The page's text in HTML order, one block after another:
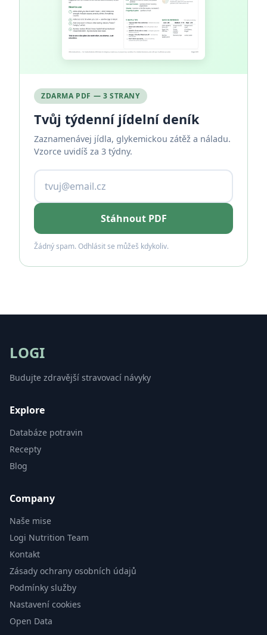
ZDARMA PDF — 3 STRANY
Tvůj týdenní jídelní deník
Zaznamenávej jídla, glykemickou zátěž a náladu.
Vzorce uvidíš za 3 týdny.
Stáhnout PDF
Žádný spam. Odhlásit se můžeš kdykoliv.
LOGI
Budujte zdravější stravovací návyky
Explore
Databáze potravin
Recepty
Blog
Company
Naše mise
Logi Nutrition Team
Kontakt
Zásady ochrany osobních údajů
Podmínky služby
Nastavení cookies
Open Data